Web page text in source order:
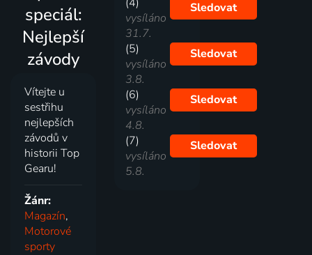
speciál:
Nejlepší
závody
Vítejte u
sestřihu
nejlepších
závodů v
historii Top
Gearu!
Žánr:
Magazín,
Motorové
sporty
vysíláno
31.7.
Sledovat
(5)
vysíláno
3.8.
Sledovat
(6)
vysíláno
4.8.
Sledovat
(7)
vysíláno
5.8.
Sledovat